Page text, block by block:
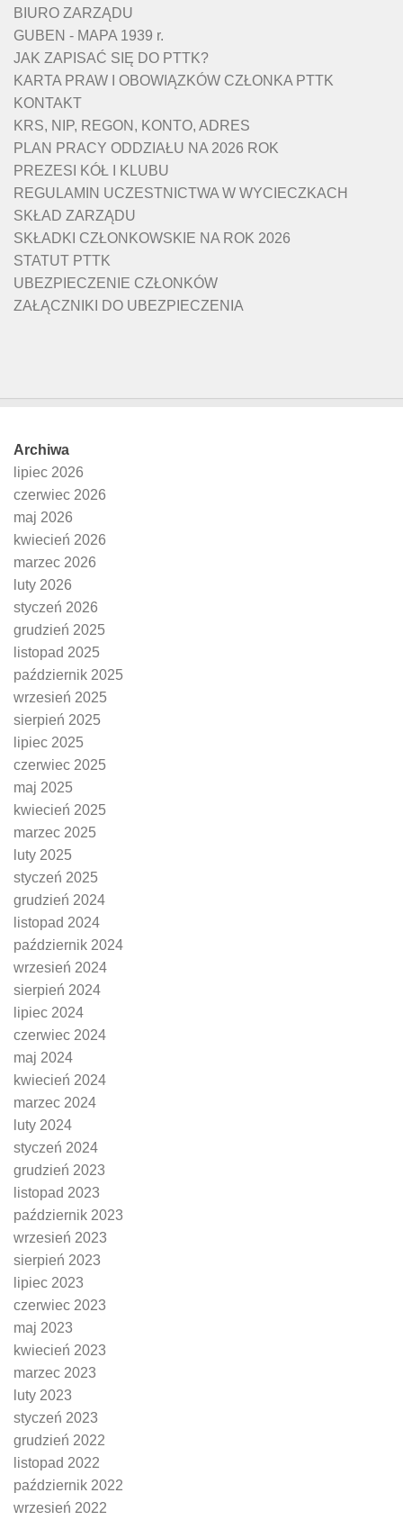
BIURO ZARZĄDU
GUBEN - MAPA 1939 r.
JAK ZAPISAĆ SIĘ DO PTTK?
KARTA PRAW I OBOWIĄZKÓW CZŁONKA PTTK
KONTAKT
KRS, NIP, REGON, KONTO, ADRES
PLAN PRACY ODDZIAŁU NA 2026 ROK
PREZESI KÓŁ I KLUBU
REGULAMIN UCZESTNICTWA W WYCIECZKACH
SKŁAD ZARZĄDU
SKŁADKI CZŁONKOWSKIE NA ROK 2026
STATUT PTTK
UBEZPIECZENIE CZŁONKÓW
ZAŁĄCZNIKI DO UBEZPIECZENIA
Archiwa
lipiec 2026
czerwiec 2026
maj 2026
kwiecień 2026
marzec 2026
luty 2026
styczeń 2026
grudzień 2025
listopad 2025
październik 2025
wrzesień 2025
sierpień 2025
lipiec 2025
czerwiec 2025
maj 2025
kwiecień 2025
marzec 2025
luty 2025
styczeń 2025
grudzień 2024
listopad 2024
październik 2024
wrzesień 2024
sierpień 2024
lipiec 2024
czerwiec 2024
maj 2024
kwiecień 2024
marzec 2024
luty 2024
styczeń 2024
grudzień 2023
listopad 2023
październik 2023
wrzesień 2023
sierpień 2023
lipiec 2023
czerwiec 2023
maj 2023
kwiecień 2023
marzec 2023
luty 2023
styczeń 2023
grudzień 2022
listopad 2022
październik 2022
wrzesień 2022